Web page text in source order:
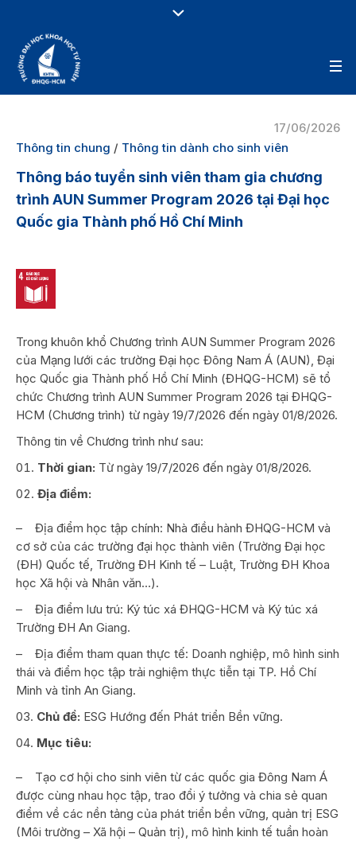
17/06/2026
Thông tin chung / Thông tin dành cho sinh viên
Thông báo tuyển sinh viên tham gia chương
trình AUN Summer Program 2026 tại Đại học
Quốc gia Thành phố Hồ Chí Minh
Trong khuôn khổ Chương trình AUN Summer Program 2026
của Mạng lưới các trường Đại học Đông Nam Á (AUN), Đại
học Quốc gia Thành phố Hồ Chí Minh (ĐHQG-HCM) sẽ tổ
chức Chương trình AUN Summer Program 2026 tại ĐHQG-
HCM (Chương trình) từ ngày 19/7/2026 đến ngày 01/8/2026.
Thông tin về Chương trình như sau:
Thời gian: Từ ngày 19/7/2026 đến ngày 01/8/2026.
Địa điểm:
– Địa điểm học tập chính: Nhà điều hành ĐHQG-HCM và
cơ sở của các trường đại học thành viên (Trường Đại học
(ĐH) Quốc tế, Trường ĐH Kinh tế – Luật, Trường ĐH Khoa
học Xã hội và Nhân văn…).
– Địa điểm lưu trú: Ký túc xá ĐHQG-HCM và Ký túc xá
Trường ĐH An Giang.
– Địa điểm tham quan thực tế: Doanh nghiệp, mô hình sinh
thái và điểm học tập trải nghiệm thực tiễn tại TP. Hồ Chí
Minh và tỉnh An Giang.
Chủ đề: ESG Hướng đến Phát triển Bền vững.
Mục tiêu:
– Tạo cơ hội cho sinh viên từ các quốc gia Đông Nam Á
được cùng nhau học tập, trao đổi ý tưởng và chia sẻ quan
điểm về các nền tảng của phát triển bền vững, quản trị ESG
(Môi trường – Xã hội – Quản trị), mô hình kinh tế tuần hoàn